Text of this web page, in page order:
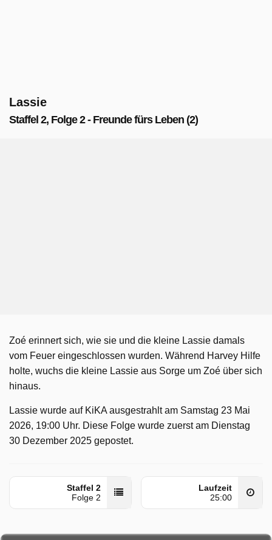
Lassie
Staffel 2, Folge 2 - Freunde fürs Leben (2)
Zoé erinnert sich, wie sie und die kleine Lassie damals
vom Feuer eingeschlossen wurden. Während Harvey Hilfe
holte, wuchs die kleine Lassie aus Sorge um Zoé über sich
hinaus.
Lassie wurde auf KiKA ausgestrahlt am Samstag 23 Mai
2026, 19:00 Uhr. Diese Folge wurde zuerst am Dienstag
30 Dezember 2025 gepostet.
Staffel 2
Folge 2
Laufzeit
25:00